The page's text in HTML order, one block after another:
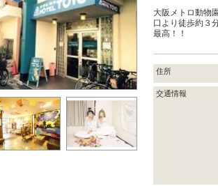
大阪メトロ動物
口より徒歩約３
最高！！
住所
交通情報